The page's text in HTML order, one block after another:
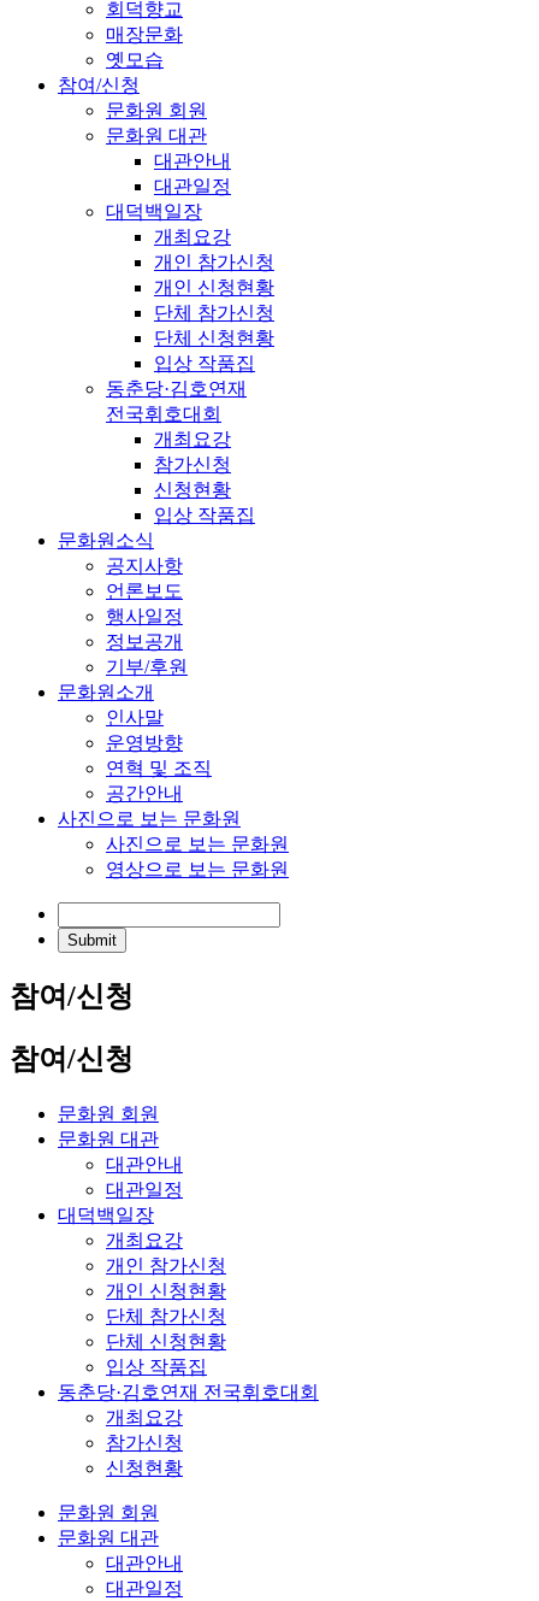
회덕향교
매장문화
옛모습
참여/신청
문화원 회원
문화원 대관
대관안내
대관일정
대덕백일장
개최요강
개인 참가신청
개인 신청현황
단체 참가신청
단체 신청현황
입상 작품집
동춘당·김호연재
전국휘호대회
개최요강
참가신청
신청현황
입상 작품집
문화원소식
공지사항
언론보도
행사일정
정보공개
기부/후원
문화원소개
인사말
운영방향
연혁 및 조직
공간안내
사진으로 보는 문화원
사진으로 보는 문화원
영상으로 보는 문화원
참여/신청
참여/신청
문화원 회원
문화원 대관
대관안내
대관일정
대덕백일장
개최요강
개인 참가신청
개인 신청현황
단체 참가신청
단체 신청현황
입상 작품집
동춘당·김호연재 전국휘호대회
개최요강
참가신청
신청현황
문화원 회원
문화원 대관
대관안내
대관일정